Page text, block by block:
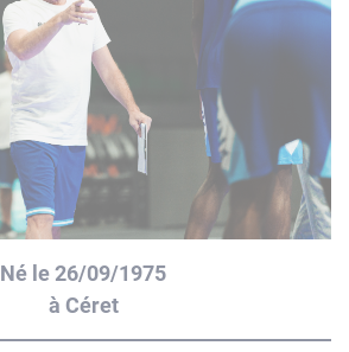
Né le 26/09/1975
à Céret